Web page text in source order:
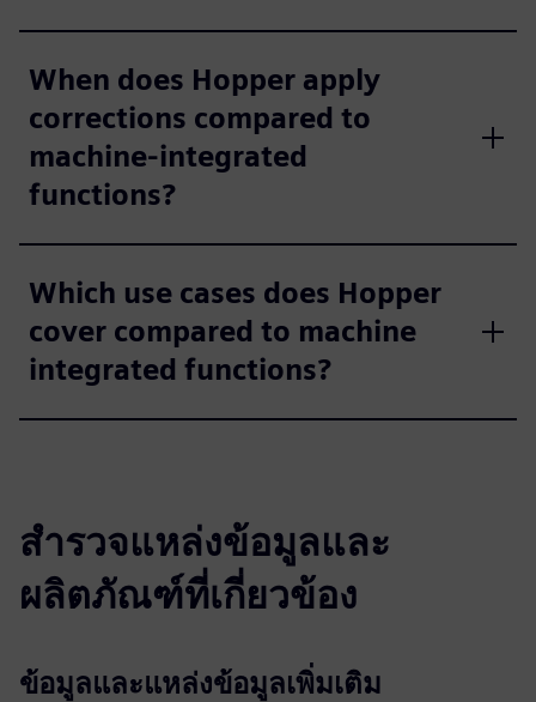
When does Hopper apply
corrections compared to
machine-integrated
functions?
Which use cases does Hopper
cover compared to machine
integrated functions?
สำรวจแหล่งข้อมูลและ
ผลิตภัณฑ์ที่เกี่ยวข้อง
ข้อมูลและแหล่งข้อมูลเพิ่มเติม